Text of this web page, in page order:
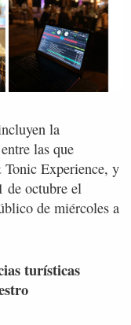
la
las que
Experience, y
de octubre el
de miércoles a
turísticas